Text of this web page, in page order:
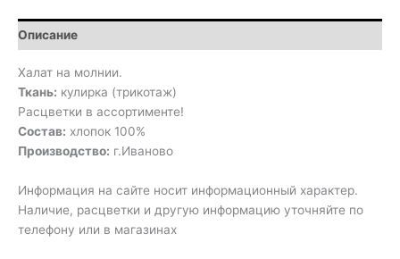
Описание
Халат на молнии.
Ткань: кулирка (трикотаж)
Расцветки в ассортименте!
Состав: хлопок 100%
Производство: г.Иваново
Информация на сайте носит информационный характер.
Наличие, расцветки и другую информацию уточняйте по
телефону или в магазинах